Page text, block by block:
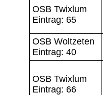
OSB Twixlum
Eintrag: 65
OSB Woltzeten
Eintrag: 40
OSB Twixlum
Eintrag: 66